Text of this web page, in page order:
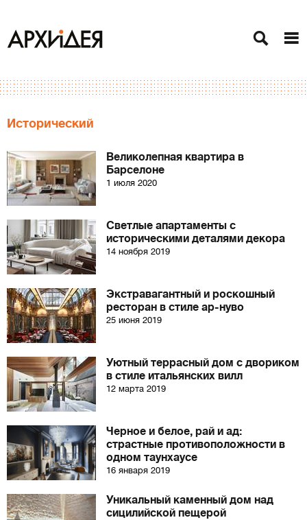
Исторический
Великолепная квартира в
Барселоне
1 июля 2020
Светлые апартаменты с
историческими деталями декора
14 ноября 2019
Экстравагантный и роскошный
ресторан в стиле ар-нуво
25 июня 2019
Уютный террасный дом с двориком
в стиле итальянских вилл
12 марта 2019
Черное и белое, рай и ад:
страстные противоположности в
одном таунхаусе
16 января 2019
Уникальный каменный дом над
сицилийской пещерой